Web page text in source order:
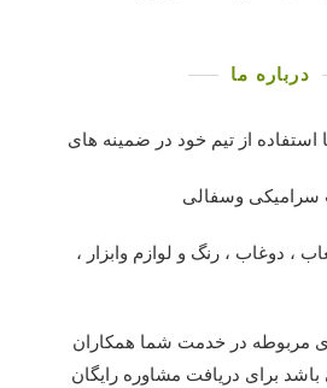
درباره ما
از تیم خود در ضمینه های
سرامیکی وسفالی
، دوغاب ، رنگ و لوازم وابزار ،
مربوطه در خدمت شما همکاران
برای دریافت مشاوره رایگان